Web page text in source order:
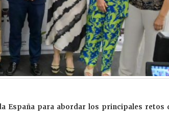
España para abordar los principales retos